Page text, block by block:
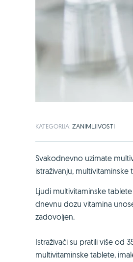
KATEGORIJA: ZANIMLJIVOSTI
Svakodnevno uzimate
istraživanju,
Ljudi multivitaminske
dnevnu dozu vitamina
zadovoljen.
Istraživači su pratili više od
multivitaminske tablete,